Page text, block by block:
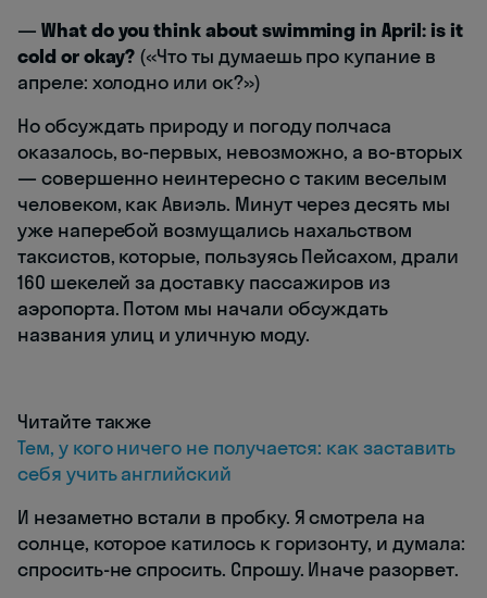
— What do you think about swimming in April: is it
cold or okay? («Что ты думаешь про купание в
апреле: холодно или ок?»)
Но обсуждать природу и погоду полчаса
оказалось, во-первых, невозможно, а во-вторых
— совершенно неинтересно с таким веселым
человеком, как Авиэль. Минут через десять мы
уже наперебой возмущались нахальством
таксистов, которые, пользуясь Пейсахом, драли
160 шекелей за доставку пассажиров из
аэропорта. Потом мы начали обсуждать
названия улиц и уличную моду.
Читайте также
Тем, у кого ничего не получается: как заставить
себя учить английский
И незаметно встали в пробку. Я смотрела на
солнце, которое катилось к горизонту, и думала:
спросить-не спросить. Спрошу. Иначе разорвет.